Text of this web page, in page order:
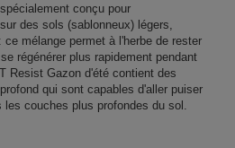
conçu pour
des sols (sablonneux) légers,
mélange permet à l'herbe de rester
régénérer plus rapidement pendant
Resist Gazon d'été contient des
qui sont capables d'aller puiser
couches plus profondes du sol.